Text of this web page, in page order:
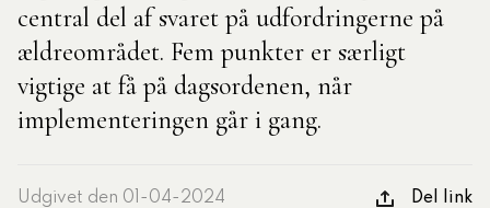
central del af svaret på udfordringerne på
ældreområdet. Fem punkter er særligt
vigtige at få på dagsordenen, når
implementeringen går i gang.
Udgivet den 01-04-2024 Del link
moduler – Kommunom